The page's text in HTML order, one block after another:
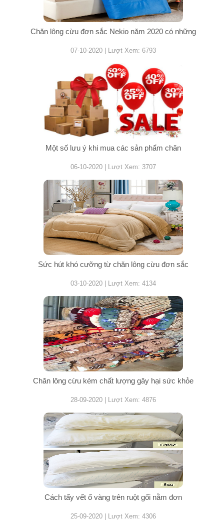
Chăn lông cừu đơn sắc Nekio năm 2020 có những
07-10-2020 | Lượt Xem: 6793
Một số lưu ý khi mua các sản phẩm chăn
06-10-2020 | Lượt Xem: 3707
Sức hút khó cưỡng từ chăn lông cừu đơn sắc
03-10-2020 | Lượt Xem: 4134
Chăn lông cừu kém chất lượng gây hại sức khỏe
28-09-2020 | Lượt Xem: 4876
Cách tẩy vết ố vàng trên ruột gối nằm đơn
25-09-2020 | Lượt Xem: 4306